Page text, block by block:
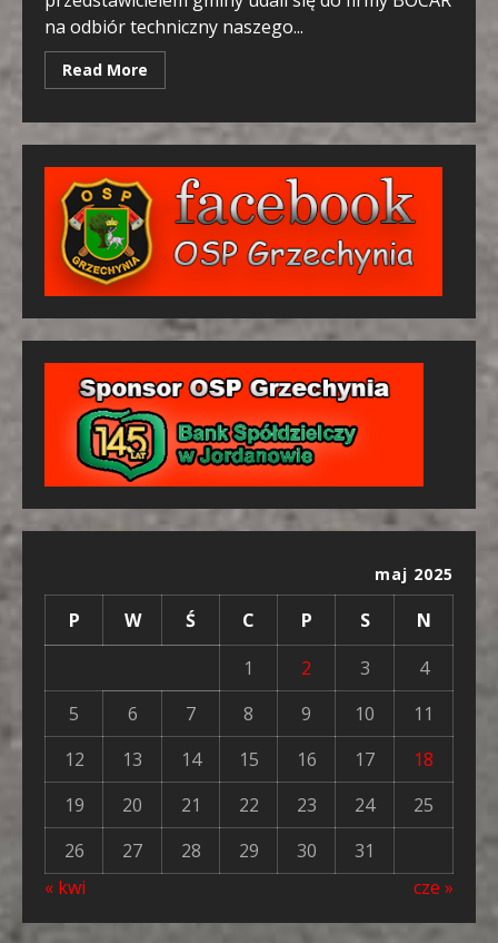
na odbiór techniczny naszego...
Read More
maj 2025
P W Ś C P S
N
1
2 3
4
5
6 7 8 9 10
11
12
13 14 15 16 17
18
19
20 21 22 23 24
25
26
27 28 29 30
31
« kwi
cze »